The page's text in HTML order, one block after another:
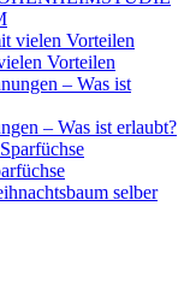
Vorteilen
– Was ist erlaubt?
selber